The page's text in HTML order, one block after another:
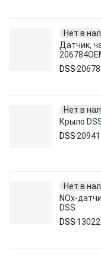
Нет в
Датчик,
DSS
Нет в
Крыло
DSS
Нет в
NOx-
DSS
DSS